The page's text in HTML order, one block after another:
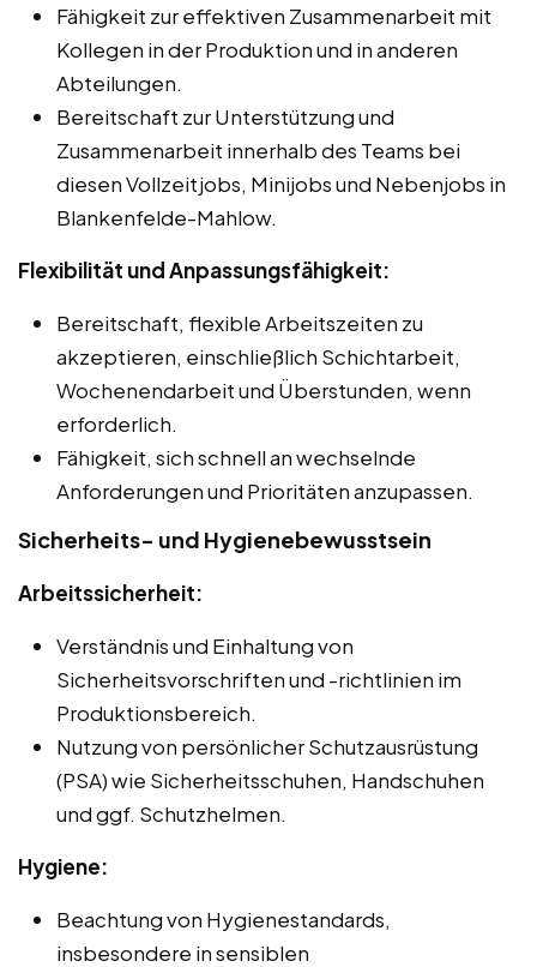
Fähigkeit zur effektiven Zusammenarbeit mit
Kollegen in der Produktion und in anderen
Abteilungen.
Bereitschaft zur Unterstützung und
Zusammenarbeit innerhalb des Teams bei
diesen Vollzeitjobs, Minijobs und Nebenjobs in
Blankenfelde-Mahlow.
Flexibilität und Anpassungsfähigkeit:
Bereitschaft, flexible Arbeitszeiten zu
akzeptieren, einschließlich Schichtarbeit,
Wochenendarbeit und Überstunden, wenn
erforderlich.
Fähigkeit, sich schnell an wechselnde
Anforderungen und Prioritäten anzupassen.
Sicherheits- und Hygienebewusstsein
Arbeitssicherheit:
Verständnis und Einhaltung von
Sicherheitsvorschriften und -richtlinien im
Produktionsbereich.
Nutzung von persönlicher Schutzausrüstung
(PSA) wie Sicherheitsschuhen, Handschuhen
und ggf. Schutzhelmen.
Hygiene:
Beachtung von Hygienestandards,
insbesondere in sensiblen